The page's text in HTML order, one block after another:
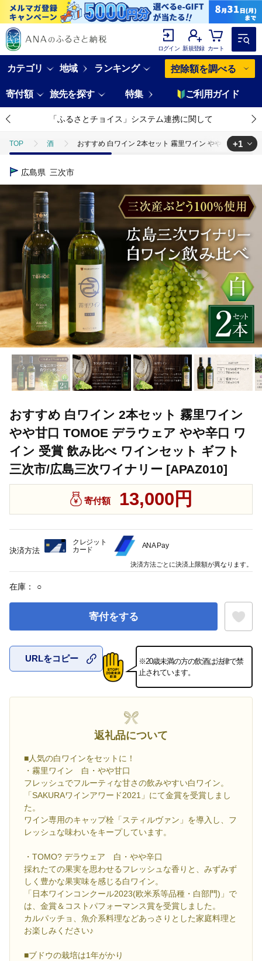
ログイン 新規登録 カート
カテゴリ 地域 ランキング 控除額を調べる
寄付額 旅先を探す 特集 ご利用ガイド
「ふるさとチョイス」システム連携に関して
TOP 酒 おすすめ 白ワイン 2本セット 霧里ワイン やや甘口
TOP
+1
広島県 三次市
おすすめ 白ワイン 2本セット 霧里ワイン
やや甘口 TOMOE デラウェア やや辛口 ワ
イン 受賞 飲み比べ ワインセット ギフト
三次市/広島三次ワイナリー [APAZ010]
寄付額 13,000円
在庫： ○
寄付をする
お気に入
URLをコピー
※20歳未満の方の飲酒は法律で禁
止されています。
返礼品について
■人気の白ワインをセットに！
・霧里ワイン 白・やや甘口
フレッシュでフルーティな甘さの飲みやすい白ワイン。
「SAKURAワインアワード2021」にて金賞を受賞しまし
た。
ワイン専用のキャップ栓「スティルヴァン」を導入し、フ
レッシュな味わいをキープしています。
・TOMO? デラウェア 白・やや辛口
採れたての果実を思わせるフレッシュな香りと、みずみず
しく豊かな果実味を感じる白ワイン。
「日本ワインコンクール2023(欧米系等品種・白部門)」で
は、金賞＆コストパフォーマンス賞を受賞しました。
カルパッチョ、魚介系料理などあっさりとした家庭料理と
お楽しみください♪
■ブドウの栽培は1年がかり
決済方法
クレジット
カード
ANA Pay
決済方法ごとに決済上限額が異なります。